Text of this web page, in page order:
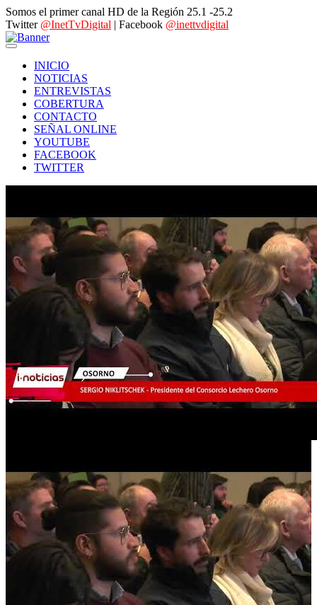
Somos el primer canal HD de la Región 25.1 -25.2
Twitter @InetTvDigital | Facebook @inettvdigital
INICIO
NOTICIAS
ENTREVISTAS
COBERTURA
CONTACTO
SEÑAL ONLINE
YOUTUBE
FACEBOOK
TWITTER